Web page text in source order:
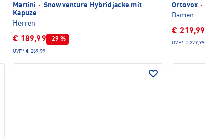
Martini · Snowventure Hybridjacke mit
Kapuze
Herren
€ 189,99 -29 %
UVP* € 269,99
Ortovox ·
Damen
€ 219,99
UVP* € 279,99